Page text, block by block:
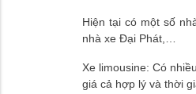
Hiện tại có một số
nhà xe Đại Phát,…
Xe limousine: Có
giá cả hợp lý và thời